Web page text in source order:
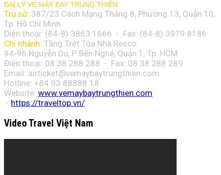
ĐẠI LÝ VÉ MÁY BAY TRUNG THIÊN
Trụ sở: 387/23 Cách Mạng Tháng 8, Phường 13, Quận 10,
Tp. Hồ Chí Minh
Điện thoại: (84-8) 3863 1666 - Fax: (84-8) 3979 8186
Chi nhánh: Tầng Trệt Tòa Nhà Resco
94-96 Nguyễn Du, P. Bến Nghé, Quận 1, Tp. HCM
Điện thoại: 08 38 288 288 - Fax: 08 38 288 289
Email: airticket@vemaybaytrungthien.com
Hotline: +84 93 88888 18
Website: www.vemaybaytrungthien.com
- https://traveltop.vn/
Video Travel Việt Nam